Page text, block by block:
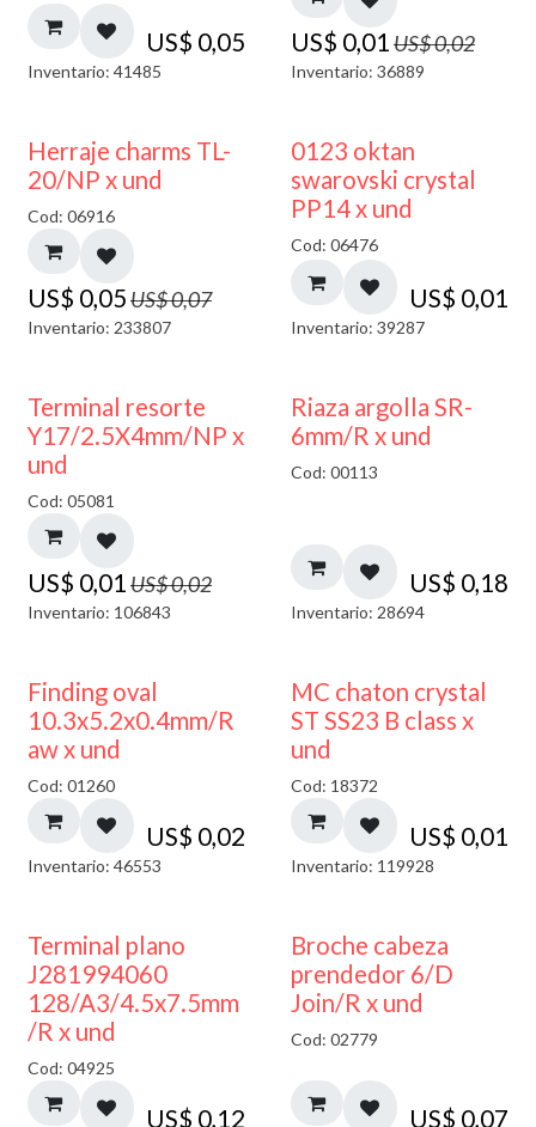
US$ 0,05
Inventario: 41485
US$ 0,01US$0,02
Inventario: 36889
40% DESCUENTO
Herraje charms TL-
20/NP x und
Cod: 06916
US$ 0,05US$0,07
Inventario: 233807
0123 oktan
swarovski crystal
PP14 x und
Cod: 06476
US$ 0,01
Inventario: 39287
50% DESCUENTO
Terminal resorte
Y17/2.5X4mm/NP x
und
Cod: 05081
US$ 0,01US$0,02
Inventario: 106843
Riaza argolla SR-
6mm/R x und
Cod: 00113
US$ 0,18
Inventario: 28694
Finding oval
10.3x5.2x0.4mm/R
aw x und
Cod: 01260
US$ 0,02
Inventario: 46553
MC chaton crystal
ST SS23 B class x
und
Cod: 18372
US$ 0,01
Inventario: 119928
Terminal plano
J281994060
128/A3/4.5x7.5mm
/R x und
Cod: 04925
US$ 0,12
Broche cabeza
prendedor 6/D
Join/R x und
Cod: 02779
US$ 0,07